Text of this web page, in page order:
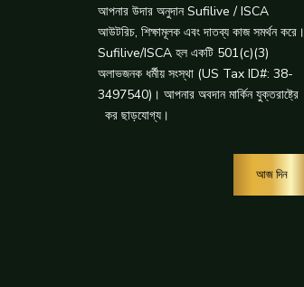
আপনার উদার অনুদান Sufilive / ISCA
আউটরিচ, শিক্ষামূলক এবং দাতব্য কাজ সমর্থন করে।
Sufilive/ISCA হল একটি 501(c)(3)
অলাভজনক ধর্মীয় সংস্থা (US Tax ID#: 38-
3497540)। আপনার অবদান মার্কিন যুক্তরাষ্ট্রে
কর ছাড়যোগ্য।
আজ দিন